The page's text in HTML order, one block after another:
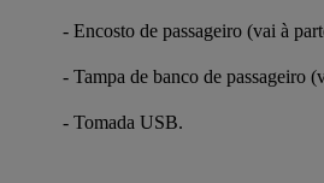
- Encosto de passageiro (vai à
- Tampa de banco de passageiro
- Tomada USB.